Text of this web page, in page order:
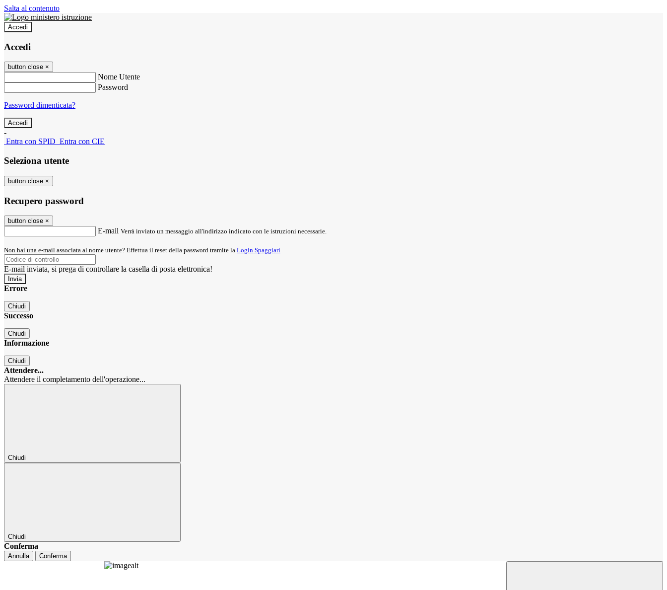
Salta al contenuto
Accedi
Accedi
button close ×
Nome Utente
Password
Password dimenticata?
-
Entra con SPID Entra con CIE
Seleziona utente
button close ×
Recupero password
button close ×
E-mail Verrà inviato un messaggio all'indirizzo indicato con le istruzioni necessarie.
Non hai una e-mail associata al nome utente? Effettua il reset della password tramite la Login Spaggiari
E-mail inviata, si prega di controllare la casella di posta elettronica!
Errore
Chiudi
Successo
Chiudi
Informazione
Chiudi
Attendere...
Attendere il completamento dell'operazione...
Chiudi
Chiudi
Conferma
Annulla Conferma